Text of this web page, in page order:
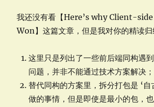
我还没有看【Here’s why Client-
Won】这篇文章，但是我对你的精读归
这里只是列出了一些前后端同构遇
问题，并非不能通过技术方案解决；
替代同构的方案里，拆分打包是 ‘自
做的事情，但是即使是最小的包，